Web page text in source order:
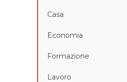
Casa
Economia
Formazione
Lavoro